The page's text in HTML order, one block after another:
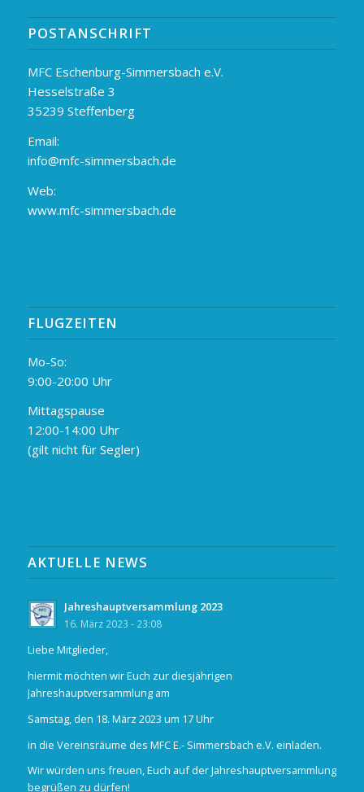
POSTANSCHRIFT
MFC Eschenburg-Simmersbach e.V.
Hesselstraße 3
35239 Steffenberg
Email:
info@mfc-simmersbach.de
Web:
www.mfc-simmersbach.de
FLUGZEITEN
Mo-So:
9:00-20:00 Uhr
Mittagspause
12:00-14:00 Uhr
(gilt nicht für Segler)
AKTUELLE NEWS
Jahreshauptversammlung 2023
16. März 2023 - 23:08
Liebe Mitglieder,
hiermit möchten wir Euch zur diesjährigen
Jahreshauptversammlung am
Samstag, den 18. März 2023 um 17 Uhr
in die Vereinsräume des MFC E.- Simmersbach e.V. einladen.
Wir würden uns freuen, Euch auf der Jahreshauptversammlung
begrüßen zu dürfen!